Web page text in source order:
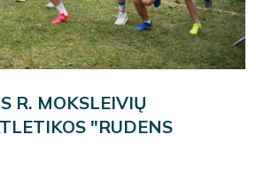
R. MOKSLEIVIŲ
"RUDENS